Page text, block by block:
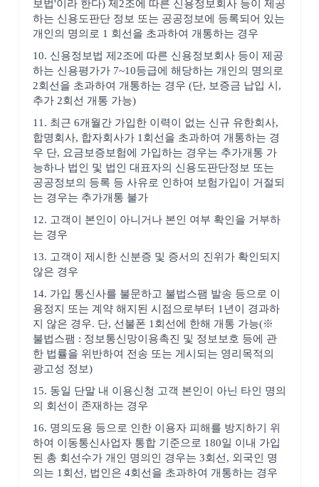
보법'이라 한다) 제2조에 따른 신용정보회사 등이 제공
하는 신용도판단 정보 또는 공공정보에 등록되어 있는
개인의 명의로 1 회선을 초과하여 개통하는 경우
10. 신용정보법 제2조에 따른 신용정보회사 등이 제공
하는 신용평가가 7~10등급에 해당하는 개인의 명의로
2회선을 초과하여 개통하는 경우 (단, 보증금 납입 시,
추가 2회선 개통 가능)
11. 최근 6개월간 가입한 이력이 없는 신규 유한회사,
합명회사, 합자회사가 1회선을 초과하여 개통하는 경
우 단, 요금보증보험에 가입하는 경우는 추가개통 가
능하나 법인 및 법인 대표자의 신용도판단정보 또는
공공정보의 등록 등 사유로 인하여 보험가입이 거절되
는 경우는 추가개통 불가
12. 고객이 본인이 아니거나 본인 여부 확인을 거부하
는 경우
13. 고객이 제시한 신분증 및 증서의 진위가 확인되지
않은 경우
14. 가입 통신사를 불문하고 불법스팸 발송 등으로 이
용정지 또는 계약 해지된 시점으로부터 1년이 경과하
지 않은 경우. 단, 선불폰 1회선에 한해 개통 가능(※
불법스팸 : 정보통신망이용촉진 및 정보보호 등에 관
한 법률을 위반하여 전송 또는 게시되는 영리목적의
광고성 정보)
15. 동일 단말 내 이용신청 고객 본인이 아닌 타인 명의
의 회선이 존재하는 경우
16. 명의도용 등으로 인한 이용자 피해를 방지하기 위
하여 이동통신사업자 통합 기준으로 180일 이내 가입
된 총 회선수가 개인 명의인 경우는 3회선, 외국인 명
의는 1회선, 법인은 4회선을 초과하여 개통하는 경우